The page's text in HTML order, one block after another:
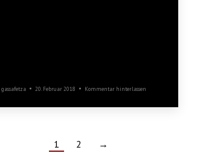
gassafetza 20. Februar 2018 Kommentar hinterlassen
1 2 →